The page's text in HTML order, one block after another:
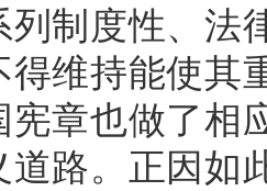
列制度性、法
得维持能使其
宪章也做了相
道路。正因如